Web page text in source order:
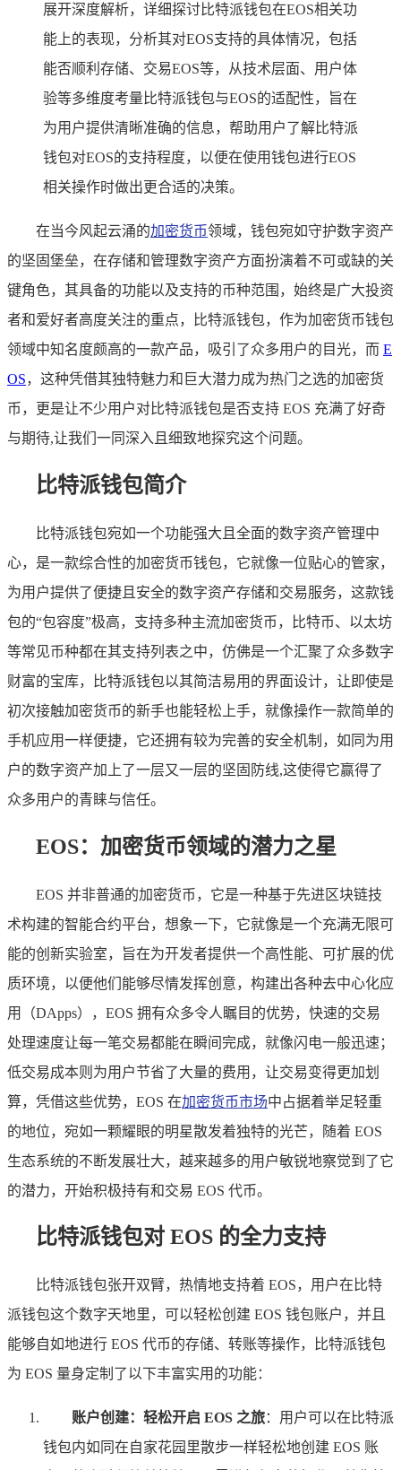
展开深度解析，详细探讨比特派钱包在EOS相关功
能上的表现，分析其对EOS支持的具体情况，包括
能否顺利存储、交易EOS等，从技术层面、用户体
验等多维度考量比特派钱包与EOS的适配性，旨在
为用户提供清晰准确的信息，帮助用户了解比特派
钱包对EOS的支持程度，以便在使用钱包进行EOS
相关操作时做出更合适的决策。
在当今风起云涌的加密货币领域，钱包宛如守护数字资产
的坚固堡垒，在存储和管理数字资产方面扮演着不可或缺的关
键角色，其具备的功能以及支持的币种范围，始终是广大投资
者和爱好者高度关注的重点，比特派钱包，作为加密货币钱包
领域中知名度颇高的一款产品，吸引了众多用户的目光，而 E
OS，这种凭借其独特魅力和巨大潜力成为热门之选的加密货
币，更是让不少用户对比特派钱包是否支持 EOS 充满了好奇
与期待,让我们一同深入且细致地探究这个问题。
比特派钱包简介
比特派钱包宛如一个功能强大且全面的数字资产管理中
心，是一款综合性的加密货币钱包，它就像一位贴心的管家，
为用户提供了便捷且安全的数字资产存储和交易服务，这款钱
包的“包容度”极高，支持多种主流加密货币，比特币、以太坊
等常见币种都在其支持列表之中，仿佛是一个汇聚了众多数字
财富的宝库，比特派钱包以其简洁易用的界面设计，让即使是
初次接触加密货币的新手也能轻松上手，就像操作一款简单的
手机应用一样便捷，它还拥有较为完善的安全机制，如同为用
户的数字资产加上了一层又一层的坚固防线,这使得它赢得了
众多用户的青睐与信任。
EOS：加密货币领域的潜力之星
EOS 并非普通的加密货币，它是一种基于先进区块链技
术构建的智能合约平台，想象一下，它就像是一个充满无限可
能的创新实验室，旨在为开发者提供一个高性能、可扩展的优
质环境，以便他们能够尽情发挥创意，构建出各种去中心化应
用（DApps），EOS 拥有众多令人瞩目的优势，快速的交易
处理速度让每一笔交易都能在瞬间完成，就像闪电一般迅速；
低交易成本则为用户节省了大量的费用，让交易变得更加划
算，凭借这些优势，EOS 在加密货币市场中占据着举足轻重
的地位，宛如一颗耀眼的明星散发着独特的光芒，随着 EOS
生态系统的不断发展壮大，越来越多的用户敏锐地察觉到了它
的潜力，开始积极持有和交易 EOS 代币。
比特派钱包对 EOS 的全力支持
比特派钱包张开双臂，热情地支持着 EOS，用户在比特
派钱包这个数字天地里，可以轻松创建 EOS 钱包账户，并且
能够自如地进行 EOS 代币的存储、转账等操作，比特派钱包
为 EOS 量身定制了以下丰富实用的功能：
账户创建：轻松开启 EOS 之旅：用户可以在比特派
钱包内如同在自家花园里散步一样轻松地创建 EOS 账